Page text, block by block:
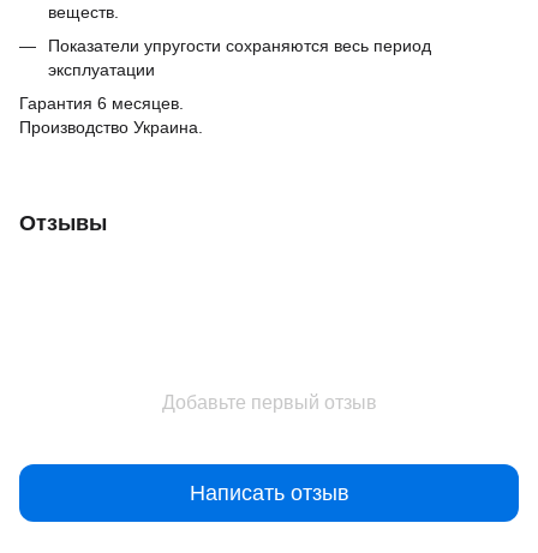
веществ.
Показатели упругости сохраняются весь период
эксплуатации
Гарантия 6 месяцев.
Производство Украина.
Отзывы
Добавьте первый отзыв
Написать отзыв